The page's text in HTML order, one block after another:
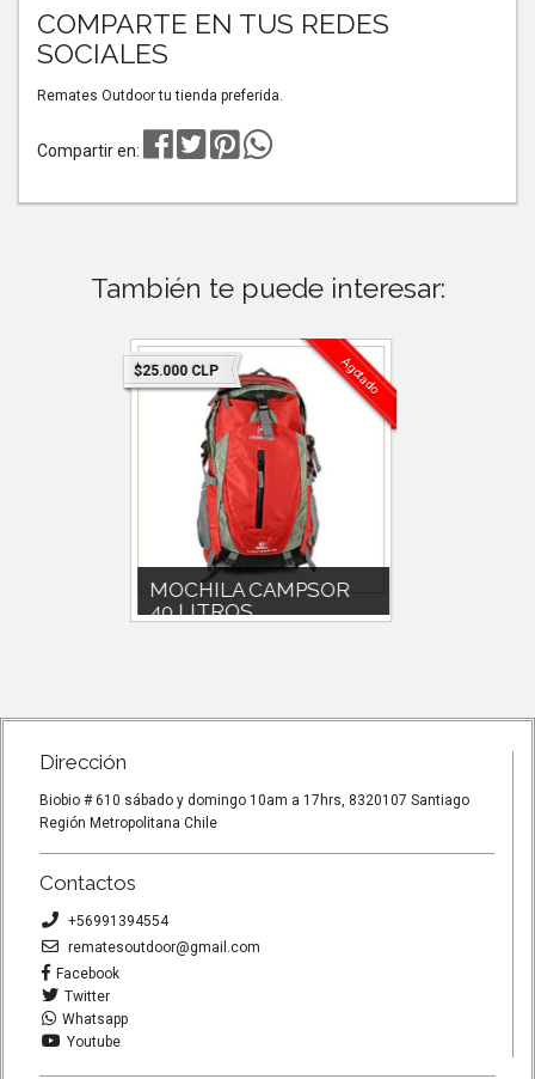
COMPARTE EN TUS REDES
SOCIALES
Remates Outdoor tu tienda preferida.
Compartir en:
También te puede interesar:
$25.000 CLP Agotado
MOCHILA CAMPSOR
40 LITROS
Dirección
Biobio # 610 sábado y domingo 10am a 17hrs, 8320107 Santiago
Región Metropolitana Chile
Contactos
+56991394554
rematesoutdoor@gmail.com
Facebook
Twitter
Whatsapp
Youtube